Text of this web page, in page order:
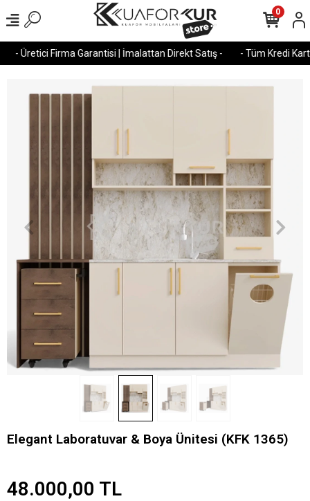
- Üretici Firma Garantisi | İmalattan Direkt Satış - - Tüm Kredi
0
Elegant Laboratuvar & Boya Ünitesi (KFK 1365)
48.000,00 TL